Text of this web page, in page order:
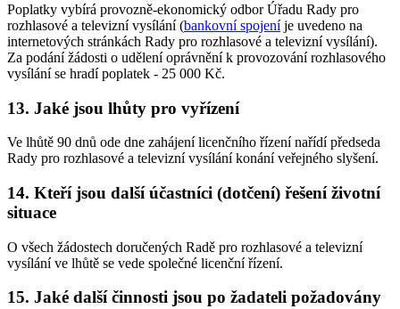
Poplatky vybírá provozně-ekonomický odbor Úřadu Rady pro
rozhlasové a televizní vysílání (bankovní spojeníje uvedeno na
internetových stránkách Rady pro rozhlasové a televizní vysílání).
Za podání žádosti o udělení oprávnění k provozování rozhlasového
vysílání se hradí poplatek - 25 000 Kč.
13. Jaké jsou lhůty pro vyřízení
Ve lhůtě 90 dnů ode dne zahájení licenčního řízení nařídí předseda
Rady pro rozhlasové a televizní vysílání konání veřejného slyšení.
14. Kteří jsou další účastníci (dotčení) řešení životní
situace
O všech žádostech doručených Radě pro rozhlasové a televizní
vysílání ve lhůtě se vede společné licenční řízení.
15. Jaké další činnosti jsou po žadateli požadovány